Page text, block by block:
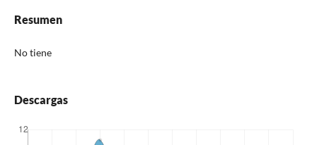
Resumen
No tiene
Descargas